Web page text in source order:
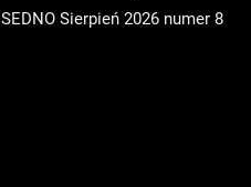
SEDNO Sierpień 2026 numer 8